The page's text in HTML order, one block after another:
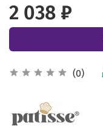
(0)
2 038 ₽